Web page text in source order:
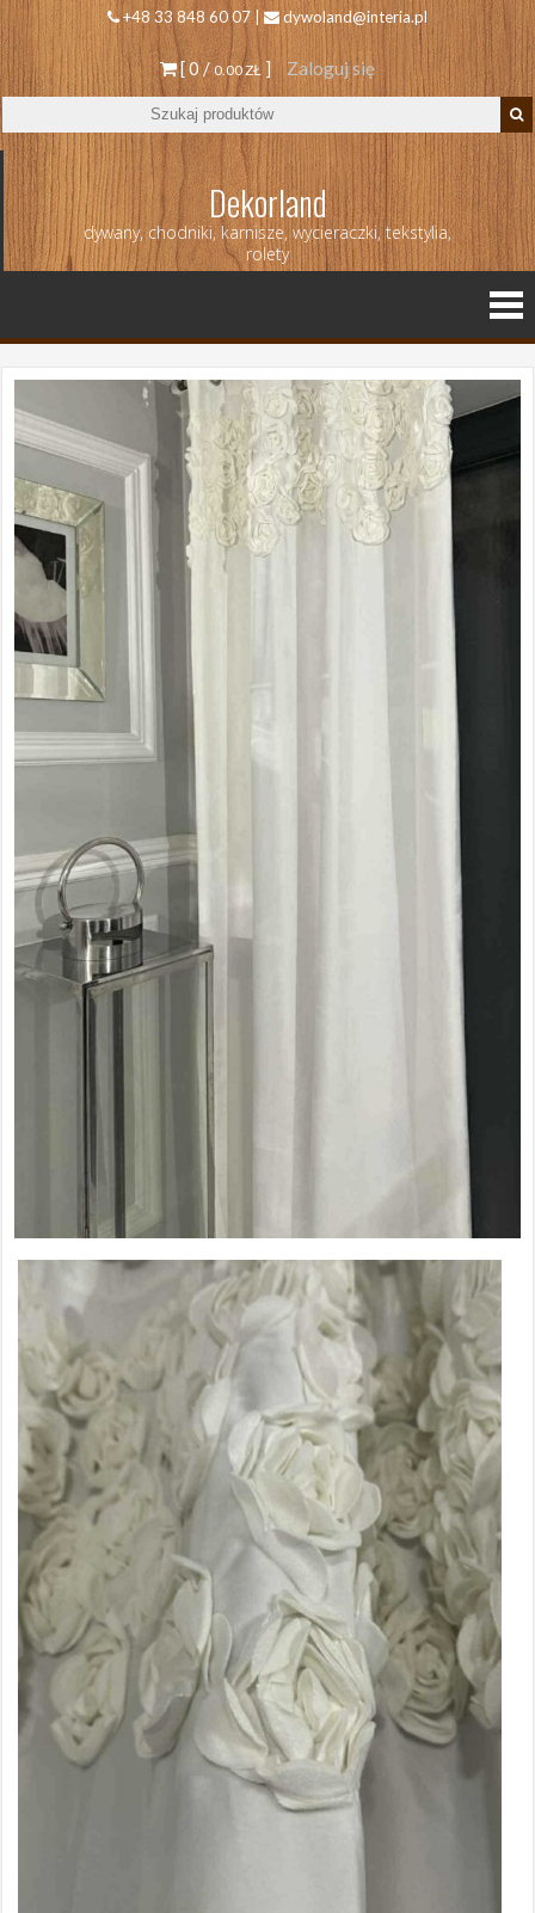
+48 33 848 60 07 | dywoland@interia.pl
[ 0 /0.00 ZŁ ] Zaloguj się
Dekorland
dywany, chodniki, karnisze, wycieraczki, tekstylia,
rolety